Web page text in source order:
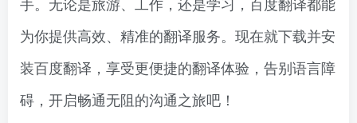
为你提供高效、精准的翻译服务。现在就下载并安
装百度翻译，享受更便捷的翻译体验，告别语言障
碍，开启畅通无阻的沟通之旅吧！